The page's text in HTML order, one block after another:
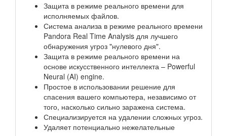
Защита в режиме реального времени для
исполняемых файлов.
Система анализа в режиме реального времени
Pandora Real Time Analysis для лучшего
обнаружения угроз "нулевого дня".
Защита в режиме реального времени на
основе искусственного интеллекта – Powerful
Neural (AI) engine.
Простое в использовании решение для
спасения вашего компьютера, независимо от
того, насколько сильно заражена система.
Специализируется на удалении сложных угроз.
Удаляет потенциально нежелательные